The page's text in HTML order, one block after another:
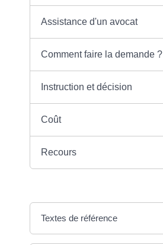
Assistance d'un avocat
Comment faire la demande ?
Instruction et décision
Coût
Recours
Textes de référence